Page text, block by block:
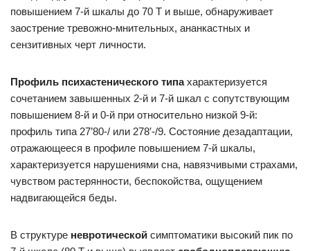
повышением 7-й шкалы до 70 Т и выше, обнаруживает
заострение тревожно-мнительных, ананкастных и
сензитивных черт личности.
Профиль психастенического типахарактеризуется
сочетанием завышенных 2-й и 7-й шкал с сопутствующим
повышением 8-й и 0-й при относительно низкой 9-й:
профиль типа 27’80-/ или 278′-/9. Состояние дезадаптации,
отражающееся в профиле повышением 7-й шкалы,
характеризуется нарушениями сна, навязчивыми страхами,
чувством растерянности, беспокойства, ощущением
надвигающейся беды.
В структуре невротической симптоматики высокий пик по